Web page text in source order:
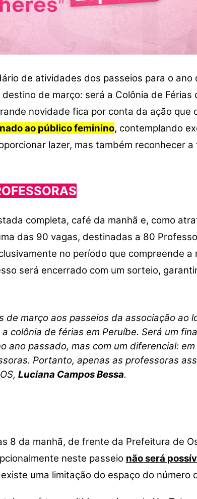
de atividades dos passeios para o
de março: será a Colônia de
novidade fica por conta da ação
ao público feminino, contemplando
lazer, mas também reconhecer
completa, café da manhã e, como
das 90 vagas, destinadas a 80
no período que compreende
será encerrado com um sorteio,
de março aos passeios da associação ao
colônia de férias em Peruíbe. Será um
ano passado, mas com um diferencial:
Portanto, apenas as professoras
Luciana Campos Bessa.
8 da manhã, de frente da Prefeitura de
neste passeio não será
existe uma limitação do espaço do